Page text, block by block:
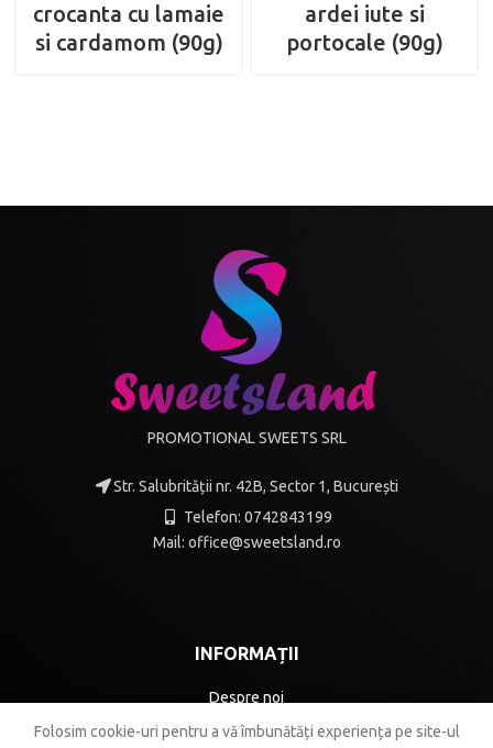
crocanta cu lamaie
si cardamom (90g)
ardei iute si
portocale (90g)
PROMOTIONAL SWEETS SRL
Str. Salubrității nr. 42B, Sector 1, București
Telefon: 0742843199
Mail: office@sweetsland.ro
INFORMAȚII
Despre noi
Termeni și condiții
Folosim cookie-uri pentru a vă îmbunătăți experiența pe site-ul